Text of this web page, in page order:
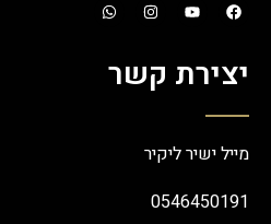
יצירת קשר
מייל ישיר ליקיר
0546450191